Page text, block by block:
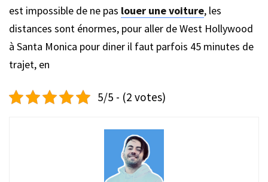
est impossible de ne pas louer une voiture, les
distances sont énormes, pour aller de West Hollywood
à Santa Monica pour diner il faut parfois 45 minutes de
trajet, en
5/5 - (2 votes)